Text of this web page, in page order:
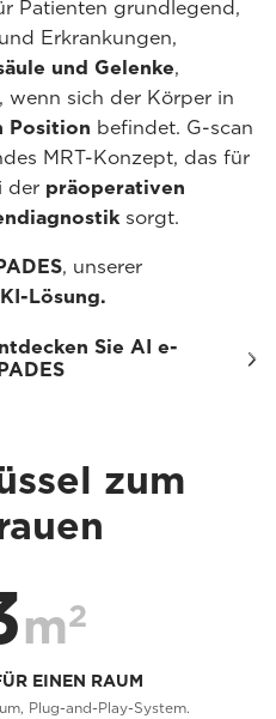
Patienten grundlegend,
Erkrankungen,
und Gelenke,
wenn sich der Körper in
Position befindet. G-scan
MRT-Konzept, das für
der präoperativen
sorgt.
, unserer
Lösung.
Sie AI e-
zum
m2
EINEN RAUM
Plug-and-Play-System.